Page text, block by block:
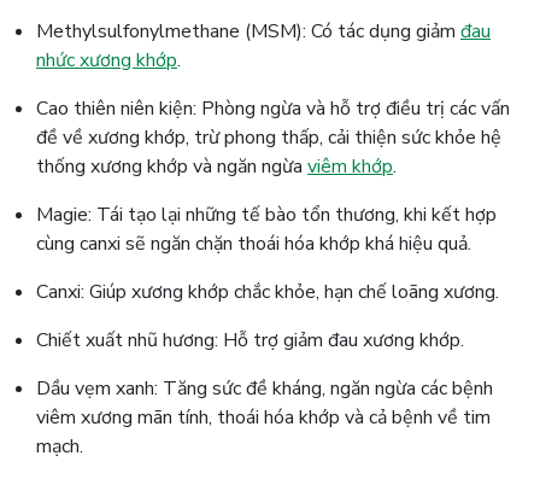
Methylsulfonylmethane (MSM): Có tác dụng giảm đau
nhức xương khớp.
Cao thiên niên kiện: Phòng ngừa và hỗ trợ điều trị các vấn
đề về xương khớp, trừ phong thấp, cải thiện sức khỏe hệ
thống xương khớp và ngăn ngừa viêm khớp.
Magie: Tái tạo lại những tế bào tổn thương, khi kết hợp
cùng canxi sẽ ngăn chặn thoái hóa khớp khá hiệu quả.
Canxi: Giúp xương khớp chắc khỏe, hạn chế loãng xương.
Chiết xuất nhũ hương: Hỗ trợ giảm đau xương khớp.
Dầu vẹm xanh: Tăng sức đề kháng, ngăn ngừa các bệnh
viêm xương mãn tính, thoái hóa khớp và cả bệnh về tim
mạch.